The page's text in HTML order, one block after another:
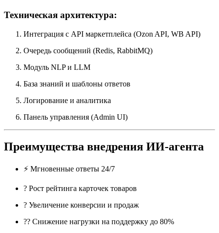
Техническая архитектура:
Интеграция с API маркетплейса (Ozon API, WB API)
Очередь сообщений (Redis, RabbitMQ)
Модуль NLP и LLM
База знаний и шаблоны ответов
Логирование и аналитика
Панель управления (Admin UI)
Преимущества внедрения ИИ-агента
⚡ Мгновенные ответы 24/7
? Рост рейтинга карточек товаров
? Увеличение конверсии и продаж
?‍? Снижение нагрузки на поддержку до 80%